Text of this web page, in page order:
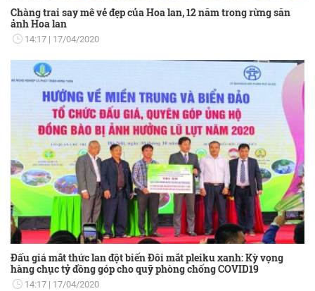
Chàng trai say mê vẻ đẹp của Hoa lan, 12 năm trong rừng săn
ảnh Hoa lan
14:17 17/04/2020
Đấu giá mắt thức lan đột biến Đôi mắt pleiku xanh: Kỳ vọng
hàng chục tỷ đồng góp cho quỹ phòng chống COVID19
14:17 17/04/2020